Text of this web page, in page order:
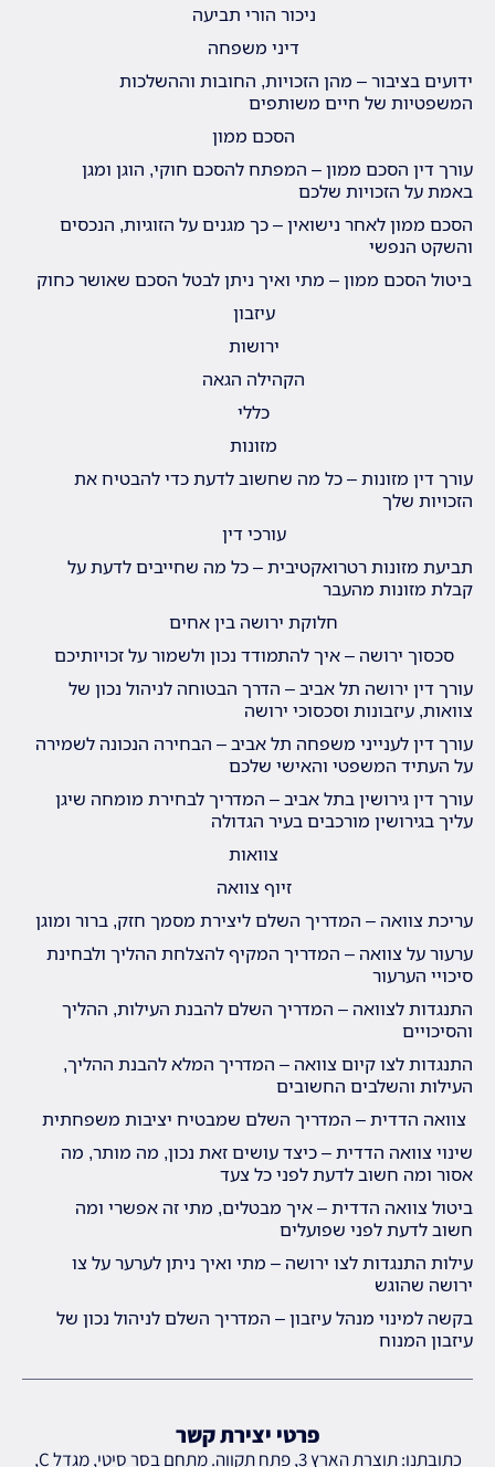
ניכור הורי תביעה
דיני משפחה
ידועים בציבור – מהן הזכויות, החובות וההשלכות
המשפטיות של חיים משותפים
הסכם ממון
עורך דין הסכם ממון – המפתח להסכם חוקי, הוגן ומגן
באמת על הזכויות שלכם
הסכם ממון לאחר נישואין – כך מגנים על הזוגיות, הנכסים
והשקט הנפשי
ביטול הסכם ממון – מתי ואיך ניתן לבטל הסכם שאושר כחוק
עיזבון
ירושות
הקהילה הגאה
כללי
מזונות
עורך דין מזונות – כל מה שחשוב לדעת כדי להבטיח את
הזכויות שלך
עורכי דין
תביעת מזונות רטרואקטיבית – כל מה שחייבים לדעת על
קבלת מזונות מהעבר
חלוקת ירושה בין אחים
סכסוך ירושה – איך להתמודד נכון ולשמור על זכויותיכם
עורך דין ירושה תל אביב – הדרך הבטוחה לניהול נכון של
צוואות, עיזבונות וסכסוכי ירושה
עורך דין לענייני משפחה תל אביב – הבחירה הנכונה לשמירה
על העתיד המשפטי והאישי שלכם
עורך דין גירושין בתל אביב – המדריך לבחירת מומחה שיגן
עליך בגירושין מורכבים בעיר הגדולה
צוואות
זיוף צוואה
עריכת צוואה – המדריך השלם ליצירת מסמך חזק, ברור ומוגן
ערעור על צוואה – המדריך המקיף להצלחת ההליך ולבחינת
סיכויי הערעור
התנגדות לצוואה – המדריך השלם להבנת העילות, ההליך
והסיכויים
התנגדות לצו קיום צוואה – המדריך המלא להבנת ההליך,
העילות והשלבים החשובים
צוואה הדדית – המדריך השלם שמבטיח יציבות משפחתית
שינוי צוואה הדדית – כיצד עושים זאת נכון, מה מותר, מה
אסור ומה חשוב לדעת לפני כל צעד
ביטול צוואה הדדית – איך מבטלים, מתי זה אפשרי ומה
חשוב לדעת לפני שפועלים
עילות התנגדות לצו ירושה – מתי ואיך ניתן לערער על צו
ירושה שהוגש
בקשה למינוי מנהל עיזבון – המדריך השלם לניהול נכון של
עיזבון המנוח
פרטי יצירת קשר
כתובתנו: תוצרת הארץ 3, פתח תקווה. מתחם בסר סיטי, מגדל C,